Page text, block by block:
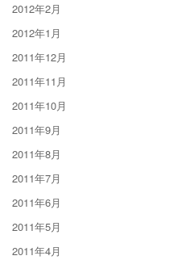
2012年2月
2012年1月
2011年12月
2011年11月
2011年10月
2011年9月
2011年8月
2011年7月
2011年6月
2011年5月
2011年4月